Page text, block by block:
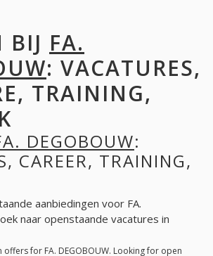
BIJ FA.
: VACATURES,
TRAINING,
DEGOBOUW:
CAREER, TRAINING,
aanbiedingen voor FA.
naar openstaande vacatures in
for FA. DEGOBOUW. Looking for open